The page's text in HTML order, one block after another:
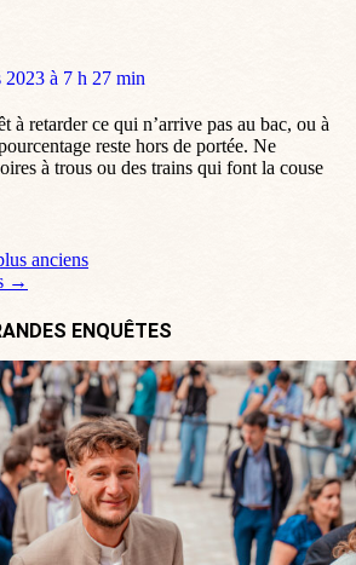
2023 à 7 h 27 min
à retarder ce qui n’arrive pas au bac, ou à
reste hors de portée. Ne
à trous ou des trains qui font la couse
anciens
→
ENQUÊTES